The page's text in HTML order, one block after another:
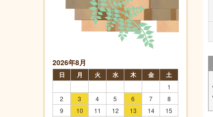
2026年8月
日 月 火 水 木 金 土
1
2
3 4 5 6 7
8
9
10 11 12 13 14
15